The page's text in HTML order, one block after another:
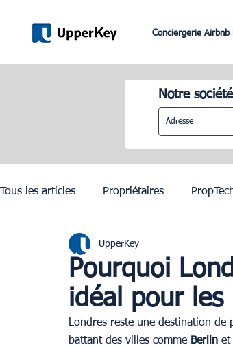
Conciergerie Airbnb
Notre
Tous les articles Propriétaires
Dubai
JO Paris 2024 Investissement
Pourquoi
idéal pour les
UpperKey
Londres reste une destination de
battant des villes comme Berlin et